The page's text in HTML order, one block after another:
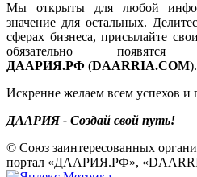
Мы открыты для любой
значение для остальных.
сферах бизнеса, присылайте
обязательно
ДААРИЯ.РФ (DAARRIA.COM).
Искренне желаем всем успехов и
ДААРИЯ - Создай свой путь!
© Союз заинтересованных
портал «ДААРИЯ.РФ»,